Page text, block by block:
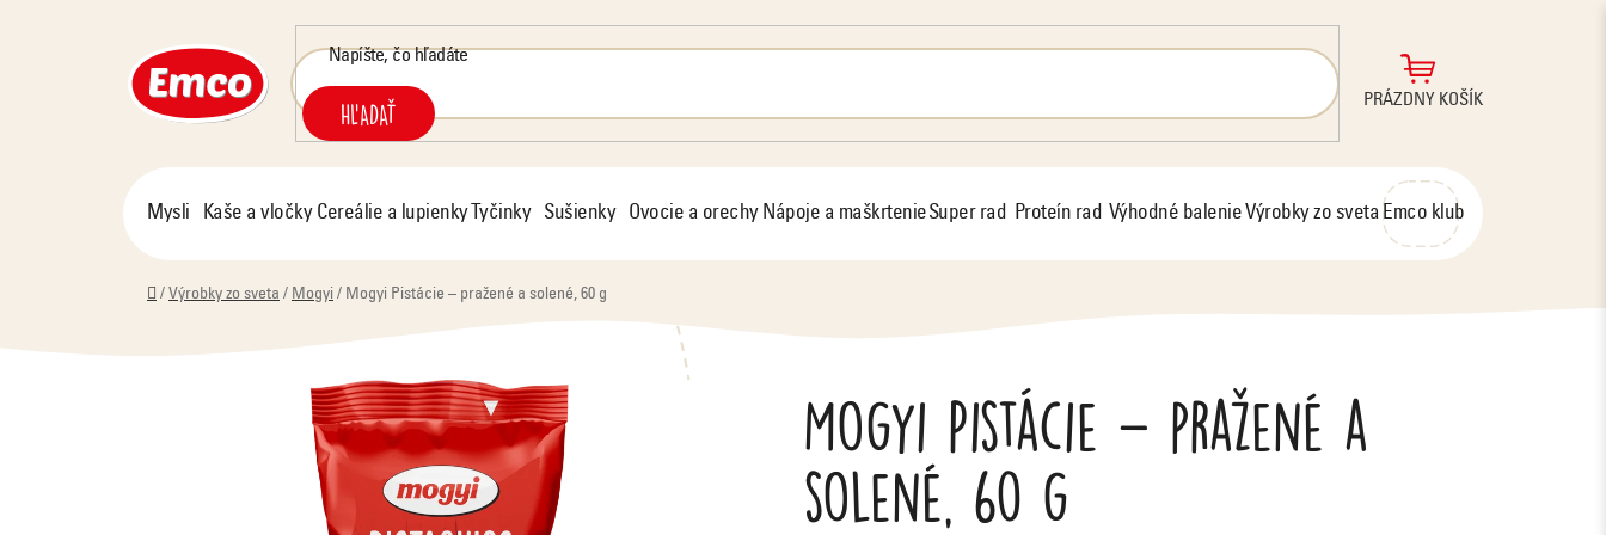
HĽADAŤ
NÁKUPNÝ
PRÁZDNY KOŠÍK
Mysli Kaše a vločky Cereálie a lupienky Tyčinky Sušienky Ovocie a orechy Nápoje a maškrtenieSuper rad Proteín rad Výhodné balenie Výrobky zo svetaEmco klub
Domov
/ Výrobky zo sveta / Mogyi / Mogyi Pistácie – pražené a solené, 60 g
Mogyi Pistácie – pražené a
solené, 60 g